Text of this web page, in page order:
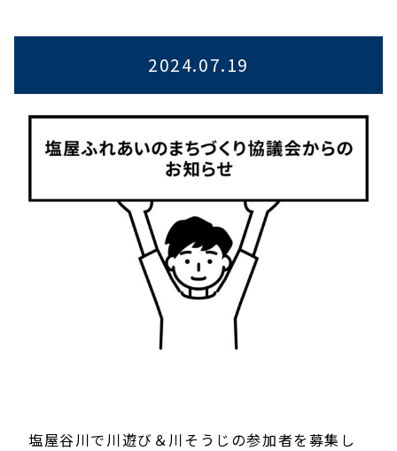
2024.07.19
塩屋谷川で川遊び＆川そうじの参加者を募集し